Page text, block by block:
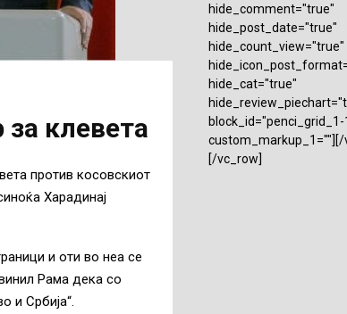
клевета
против косовскиот
Харадинај
и оти во неа се
Рама дека со
и Србија“.
hide_comment="true"
hide_post_date="true"
hide_count_view="true"
hide_cat="true"
custom_markup_1=""][/
[/vc_row]